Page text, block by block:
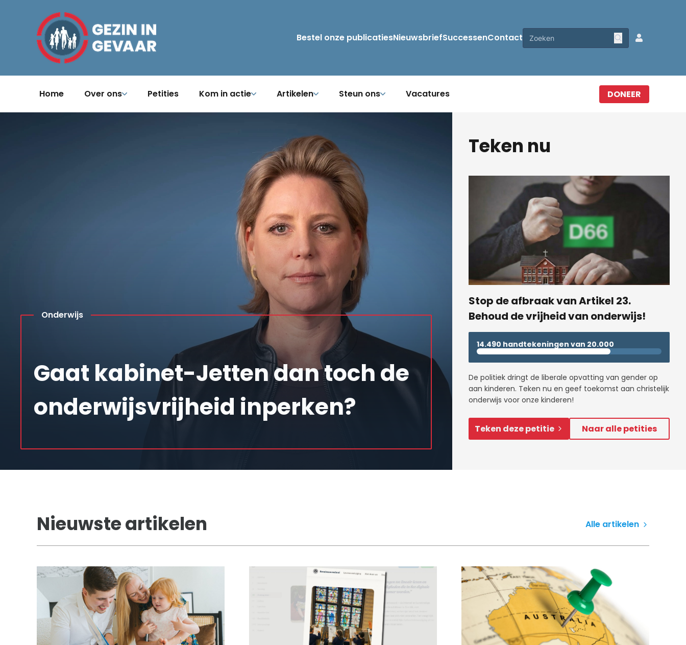
Bestel onze publicatiesNieuwsbriefSuccessenContact
Home Over ons Petities Kom in actie Artikelen Steun ons Vacatures DONEER
Onderwijs
Gaat kabinet-Jetten dan toch de
onderwijsvrijheid inperken?
Teken nu
Stop de afbraak van Artikel 23.
Behoud de vrijheid van onderwijs!
14.490 handtekeningen van 20.000
De politiek dringt de liberale opvatting van gender op
aan kinderen. Teken nu en geef toekomst aan christelijk
onderwijs voor onze kinderen!
Teken deze petitie Naar alle petities
Nieuwste artikelen Alle artikelen